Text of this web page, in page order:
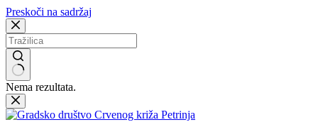
Preskoči na sadržaj
Nema rezultata.